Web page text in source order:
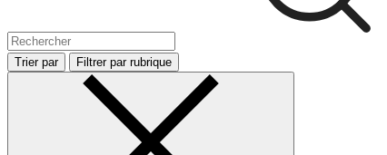
Trier par Filtrer par rubrique